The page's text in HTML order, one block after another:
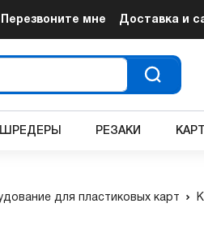
Перезвоните мне Доставка и
ШРЕДЕРЫ РЕЗАКИ
для пластиковых карт